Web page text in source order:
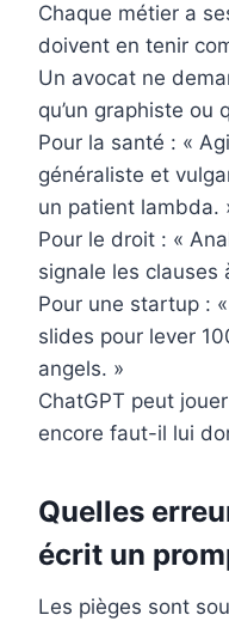
Chaque métier a
doivent en tenir
Un avocat ne
qu’un graphiste ou
Pour la santé : «
généraliste et
un patient lambda.
Pour le droit : «
signale les clauses
Pour une startup :
slides pour lever
angels. »
ChatGPT peut
encore faut-il lui
Quelles
écrit un
Les pièges sont